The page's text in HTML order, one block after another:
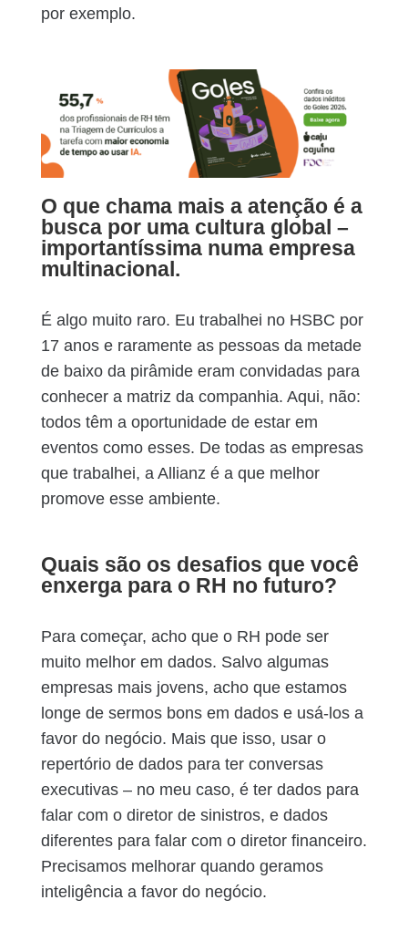
por exemplo.
O que chama mais a atenção é a
busca por uma cultura global –
importantíssima numa empresa
multinacional.
É algo muito raro. Eu trabalhei no HSBC por
17 anos e raramente as pessoas da metade
de baixo da pirâmide eram convidadas para
conhecer a matriz da companhia. Aqui, não:
todos têm a oportunidade de estar em
eventos como esses. De todas as empresas
que trabalhei, a Allianz é a que melhor
promove esse ambiente.
Quais são os desafios que você
enxerga para o RH no futuro?
Para começar, acho que o RH pode ser
muito melhor em dados. Salvo algumas
empresas mais jovens, acho que estamos
longe de sermos bons em dados e usá-los a
favor do negócio. Mais que isso, usar o
repertório de dados para ter conversas
executivas – no meu caso, é ter dados para
falar com o diretor de sinistros, e dados
diferentes para falar com o diretor financeiro.
Precisamos melhorar quando geramos
inteligência a favor do negócio.